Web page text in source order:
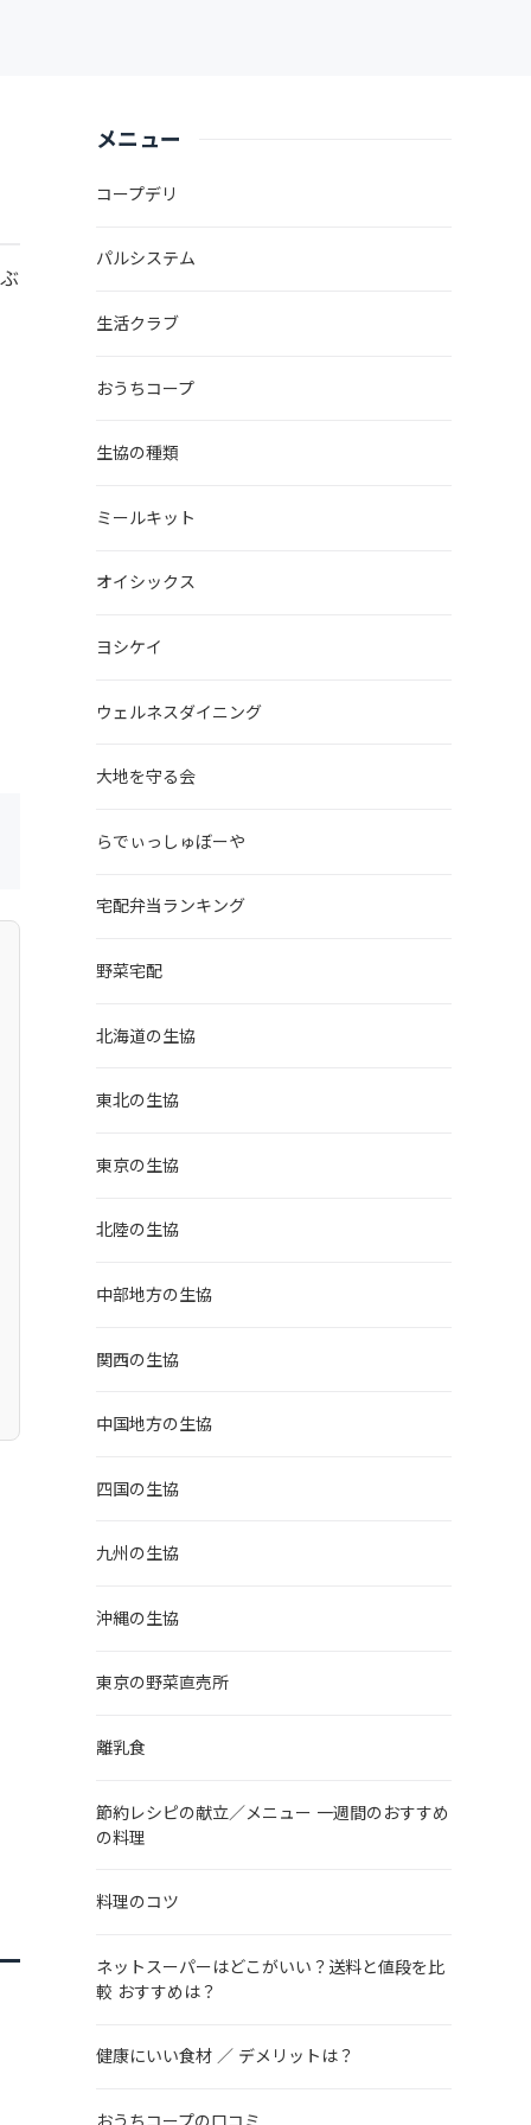
メニュー
コープデリ
パルシステム
生活クラブ
おうちコープ
生協の種類
ミールキット
オイシックス
ヨシケイ
ウェルネスダイニング
大地を守る会
らでぃっしゅぼーや
宅配弁当ランキング
野菜宅配
北海道の生協
東北の生協
東京の生協
北陸の生協
中部地方の生協
関西の生協
中国地方の生協
四国の生協
九州の生協
沖縄の生協
東京の野菜直売所
離乳食
節約レシピの献立／メニュー 一週間のおすすめ
の料理
料理のコツ
ネットスーパーはどこがいい？送料と値段を比
較 おすすめは？
健康にいい食材 ／ デメリットは？